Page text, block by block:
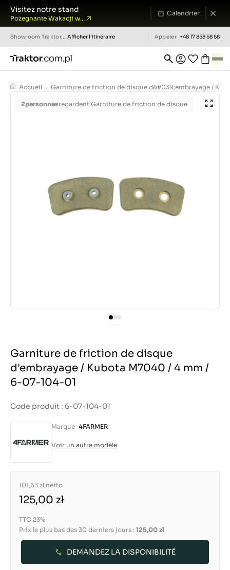
Visitez notre stand
Pożegnanie Wakacji w...
Calendrier
Showroom Traktor.com.pl Afficher l'itinéraire Appeler +48 17 858 58 58
Accueil ... Garniture de friction de disque d&#039;embrayage /
2personnesregardent Garniture de friction de disque
Garniture de friction de disque
d'embrayage / Kubota M7040 / 4 mm /
6-07-104-01
Code produit : 6-07-104-01
Marque 4FARMER
Voir un autre modèle
101,63 zł netto
125,00 zł
TTC 23%
Prix le plus bas des 30 derniers jours : 125,00 zł
DEMANDEZ LA DISPONIBILITÉ